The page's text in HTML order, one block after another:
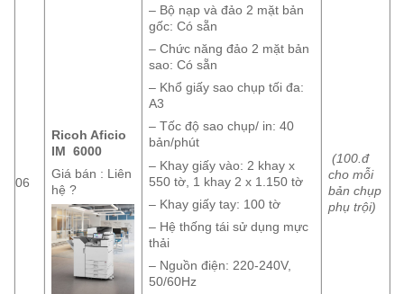
06
Ricoh Aficio
IM 6000
Giá bán : Liên
hệ ?
– Bộ nạp và đảo 2 mặt bản
gốc: Có sẵn
– Chức năng đảo 2 mặt bản
sao: Có sẵn
– Khổ giấy sao chụp tối đa:
A3
– Tốc độ sao chụp/ in: 40
bản/phút
– Khay giấy vào: 2 khay x
550 tờ, 1 khay 2 x 1.150 tờ
– Khay giấy tay: 100 tờ
– Hệ thống tái sử dụng mực
thải
– Nguồn điện: 220-240V,
50/60Hz
(100.đ
cho mỗi
bản chụp
phụ trội)